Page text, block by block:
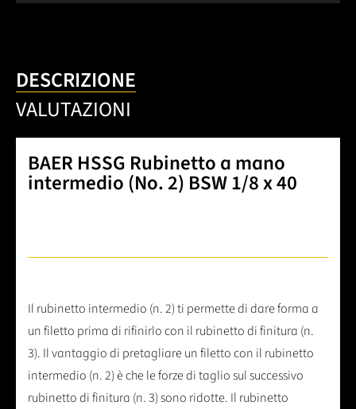
DESCRIZIONE
VALUTAZIONI
BAER HSSG Rubinetto a mano
intermedio (No. 2) BSW 1/8 x 40
Il rubinetto intermedio (n. 2) ti permette di dare forma a
un filetto prima di rifinirlo con il rubinetto di finitura (n.
3). Il vantaggio di pretagliare un filetto con il rubinetto
intermedio (n. 2) è che le forze di taglio sul successivo
rubinetto di finitura (n. 3) sono ridotte. Il rubinetto